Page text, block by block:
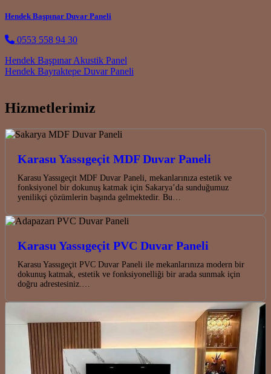
Hendek Başpınar Duvar Paneli
0553 558 94 30
Post navigation
Hendek Başpınar Akustik Panel
Hendek Bayraktepe Duvar Paneli
Hizmetlerimiz
Karasu Yassıgeçit MDF Duvar Paneli
Karasu Yassıgeçit MDF Duvar Paneli, mekanlarınıza estetik ve
fonksiyonel bir dokunuş katmak için Sakarya’da sunduğumuz
yenilikçi çözümlerin başında gelmektedir. Bu…
Karasu Yassıgeçit PVC Duvar Paneli
Karasu Yassıgeçit PVC Duvar Paneli ile mekanlarınıza modern bir
dokunuş katmak, estetik ve fonksiyonelliği bir arada sunmak için
doğru adrestesiniz.…